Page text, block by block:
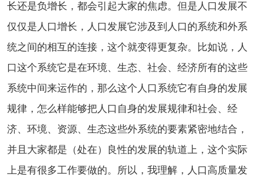
长还是负增长，都会引起大家的焦虑。但是人口发展不
仅仅是人口增长，人口发展它涉及到人口的系统和外系
统之间的相互的连接，这个就变得更复杂。比如说，人
口这个系统它是在环境、生态、社会、经济所有的这些
系统中间来运作的，那么这个人口系统它有自身的发展
规律，怎么样能够把人口自身的发展规律和社会、经
济、环境、资源、生态这些外系统的要素紧密地结合，
并且大家都是（处在）良性的发展的轨道上，这个实际
上是有很多工作要做的。所以，我理解，人口高质量发